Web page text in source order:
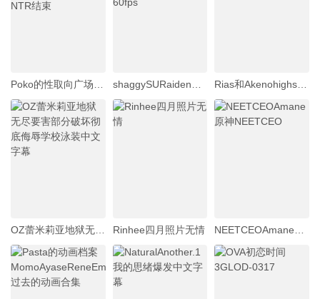
Rinhee四月照片无情